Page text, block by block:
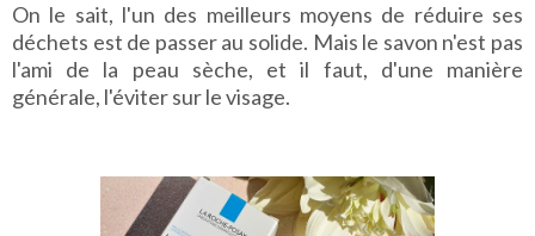
On le sait, l'un des meilleurs moyens de réduire ses
déchets est de passer au solide. Mais le savon n'est pas
l'ami de la peau sèche, et il faut, d'une manière
générale, l'éviter sur le visage.